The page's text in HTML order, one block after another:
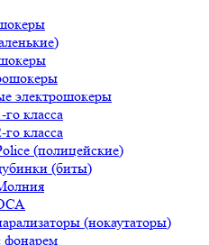
электрошокеры
класса
класса
(полицейские)
(биты)
(нокаутаторы)
фонарем